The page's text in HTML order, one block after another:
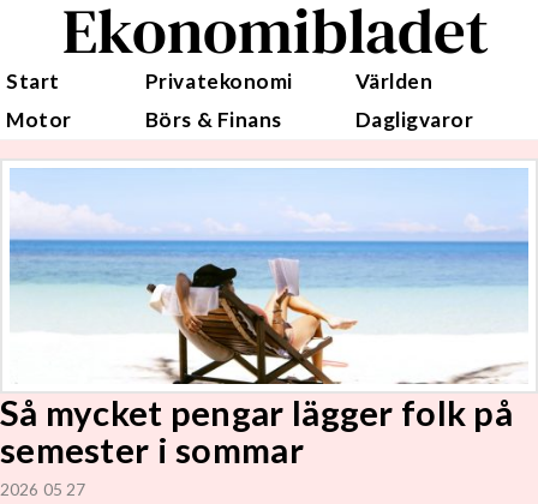
Ekonomibladet
Start Privatekonomi
Världen
Motor
Börs & Finans Dagligvaror
Så mycket pengar lägger folk på
semester i sommar
2026 05 27